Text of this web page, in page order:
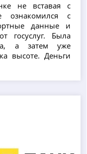
не вставая с
ознакомился с
данные и
госуслуг. Была
а затем уже
высоте. Деньги